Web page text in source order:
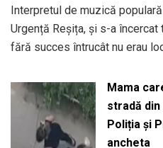
Interpretul de muzică
Urgență Reșița, și s-a
fără succes întrucât nu erau
Mama
stradă din
Poliția și
ancheta